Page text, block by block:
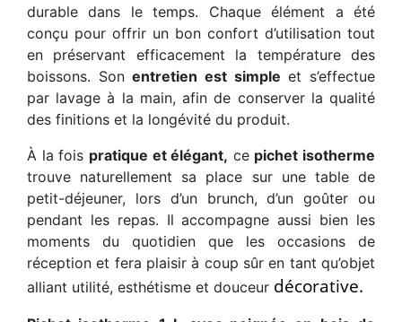
durable dans le temps. Chaque élément a été
conçu pour offrir un bon confort d’utilisation tout
en préservant efficacement la température des
boissons. Sonentretien est simple et s’effectue
par lavage à la main, afin de conserver la qualité
des finitions et la longévité du produit.
À la fois pratique et élégant, ce pichet isotherme
trouve naturellement sa place sur une table de
petit-déjeuner, lors d’un brunch, d’un goûter ou
pendant les repas. Il accompagne aussi bien les
moments du quotidien que les occasions de
réception et fera plaisir à coup sûr en tant qu’objet
alliant utilité, esthétisme et douceur décorative.